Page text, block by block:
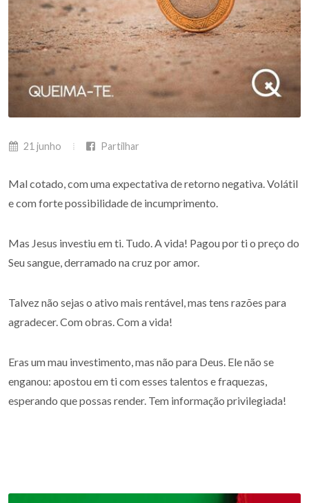
21 junho Partilhar
Mal cotado, com uma expectativa de retorno negativa. Volátil
e com forte possibilidade de incumprimento.
Mas Jesus investiu em ti. Tudo. A vida! Pagou por ti o preço do
Seu sangue, derramado na cruz por amor.
Talvez não sejas o ativo mais rentável, mas tens razões para
agradecer. Com obras. Com a vida!
Eras um mau investimento, mas não para Deus. Ele não se
enganou: apostou em ti com esses talentos e fraquezas,
esperando que possas render. Tem informação privilegiada!